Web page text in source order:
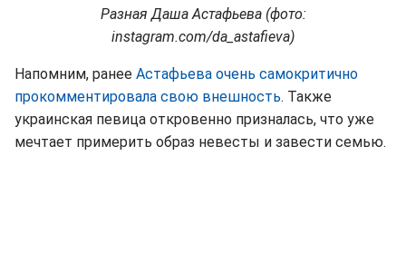
Разная Даша Астафьева (фото:
instagram.com/da_astafieva)
Напомним, ранее Астафьева очень самокритично
прокомментировала свою внешность. Также
украинская певица откровенно призналась, что уже
мечтает примерить образ невесты и завести семью.